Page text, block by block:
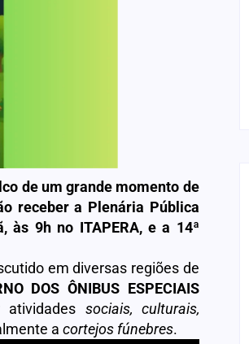
de um grande momento de
receber a Plenária Pública
às 9h no ITAPERA, e a 14ª
em diversas regiões de
DOS ÔNIBUS ESPECIAIS
sociais, culturais,
a cortejos fúnebres.